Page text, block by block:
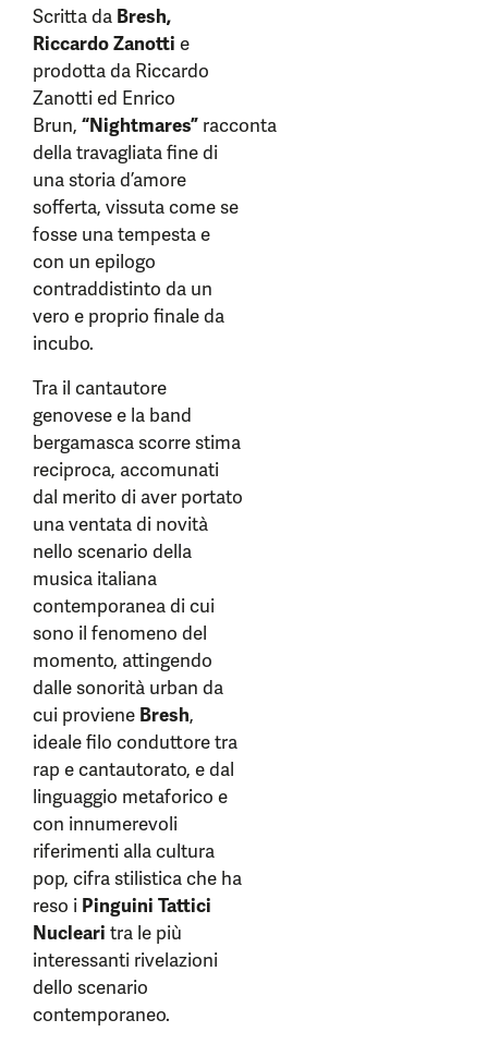
Scritta da Bresh,
Riccardo Zanotti e
prodotta da Riccardo
Zanotti ed Enrico
Brun, “Nightmares” racconta
della travagliata fine di
una storia d’amore
sofferta, vissuta come se
fosse una tempesta e
con un epilogo
contraddistinto da un
vero e proprio finale da
incubo.
Tra il cantautore
genovese e la band
bergamasca scorre stima
reciproca, accomunati
dal merito di aver portato
una ventata di novità
nello scenario della
musica italiana
contemporanea di cui
sono il fenomeno del
momento, attingendo
dalle sonorità urban da
cui proviene Bresh,
ideale filo conduttore tra
rap e cantautorato, e dal
linguaggio metaforico e
con innumerevoli
riferimenti alla cultura
pop, cifra stilistica che ha
reso i Pinguini Tattici
Nucleari tra le più
interessanti rivelazioni
dello scenario
contemporaneo.